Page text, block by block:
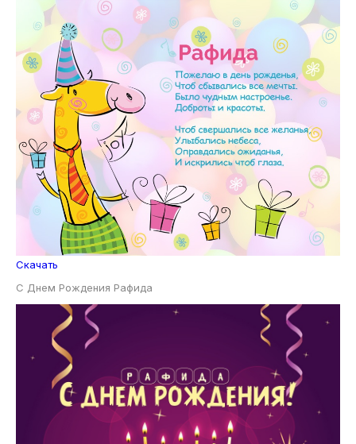
Скачать
С Днем Рождения Рафида